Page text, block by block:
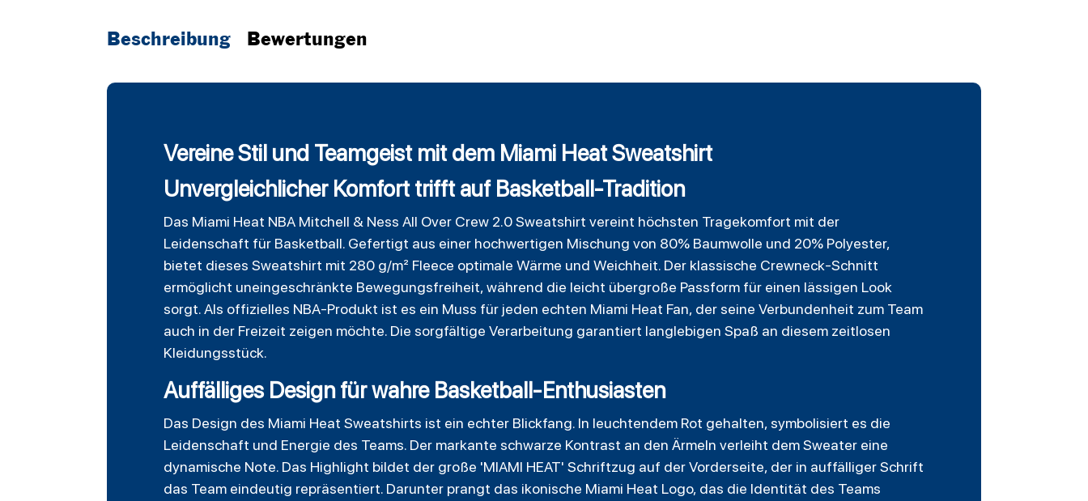
Beschreibung Bewertungen
Vereine Stil und Teamgeist mit dem Miami Heat Sweatshirt
Unvergleichlicher Komfort trifft auf Basketball-Tradition
Das Miami Heat NBA Mitchell & Ness All Over Crew 2.0 Sweatshirt vereint höchsten Tragekomfort mit der
Leidenschaft für Basketball. Gefertigt aus einer hochwertigen Mischung von 80% Baumwolle und 20% Polyester,
bietet dieses Sweatshirt mit 280 g/m² Fleece optimale Wärme und Weichheit. Der klassische Crewneck-Schnitt
ermöglicht uneingeschränkte Bewegungsfreiheit, während die leicht übergroße Passform für einen lässigen Look
sorgt. Als offizielles NBA-Produkt ist es ein Muss für jeden echten Miami Heat Fan, der seine Verbundenheit zum Team
auch in der Freizeit zeigen möchte. Die sorgfältige Verarbeitung garantiert langlebigen Spaß an diesem zeitlosen
Kleidungsstück.
Auffälliges Design für wahre Basketball-Enthusiasten
Das Design des Miami Heat Sweatshirts ist ein echter Blickfang. In leuchtendem Rot gehalten, symbolisiert es die
Leidenschaft und Energie des Teams. Der markante schwarze Kontrast an den Ärmeln verleiht dem Sweater eine
dynamische Note. Das Highlight bildet der große 'MIAMI HEAT' Schriftzug auf der Vorderseite, der in auffälliger Schrift
das Team eindeutig repräsentiert. Darunter prangt das ikonische Miami Heat Logo, das die Identität des Teams